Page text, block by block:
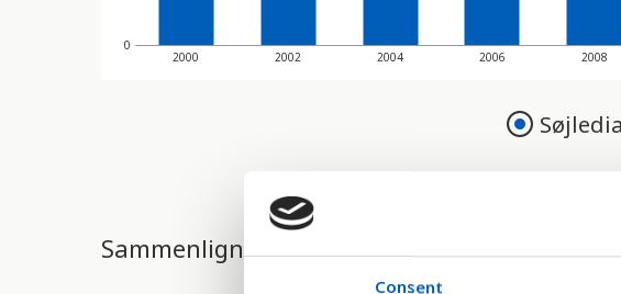
Consent
0
2000 2002 2004 2006 2008
Sammenligne med: